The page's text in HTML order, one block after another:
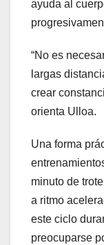
ayuda al
“No es
largas
crear
orienta Ulloa.
Una forma
minuto de
a ritmo
este ciclo
preocuparse